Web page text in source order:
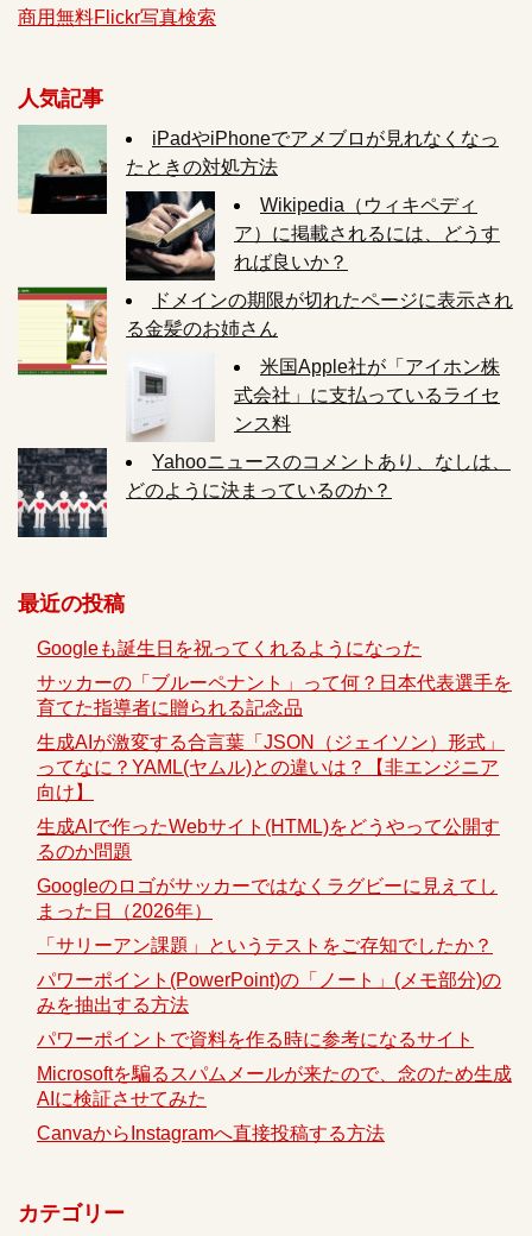
商用無料Flickr写真検索
人気記事
iPadやiPhoneでアメブロが見れなくなっ
たときの対処方法
Wikipedia（ウィキペディ
ア）に掲載されるには、どうす
れば良いか？
ドメインの期限が切れたページに表示され
る金髪のお姉さん
米国Apple社が「アイホン株
式会社」に支払っているライセ
ンス料
Yahooニュースのコメントあり、なしは、
どのように決まっているのか？
最近の投稿
Googleも誕生日を祝ってくれるようになった
サッカーの「ブルーペナント」って何？日本代表選手を
育てた指導者に贈られる記念品
生成AIが激変する合言葉「JSON（ジェイソン）形式」
ってなに？YAML(ヤムル)との違いは？【非エンジニア
向け】
生成AIで作ったWebサイト(HTML)をどうやって公開す
るのか問題
Googleのロゴがサッカーではなくラグビーに見えてし
まった日（2026年）
「サリーアン課題」というテストをご存知でしたか？
パワーポイント(PowerPoint)の「ノート」(メモ部分)の
みを抽出する方法
パワーポイントで資料を作る時に参考になるサイト
Microsoftを騙るスパムメールが来たので、念のため生成
AIに検証させてみた
CanvaからInstagramへ直接投稿する方法
カテゴリー